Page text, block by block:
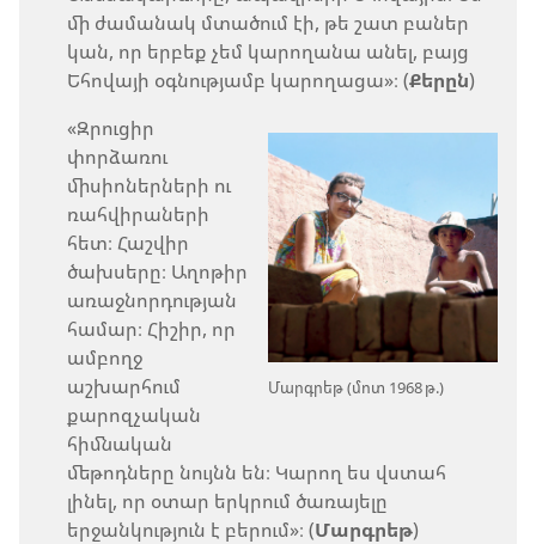
մի ժամանակ մտածում էի, թե շատ բաներ
կան, որ երբեք չեմ կարողանա անել, բայց
Եհովայի օգնությամբ կարողացա»։ (Քերըն)
Մարգրեթ (մոտ 1968 թ.)
«Զրուցիր
փորձառու
միսիոներների ու
ռահվիրաների
հետ։ Հաշվիր
ծախսերը։ Աղոթիր
առաջնորդության
համար։ Հիշիր, որ
ամբողջ
աշխարհում
քարոզչական
հիմնական
մեթոդները նույնն են։ Կարող ես վստահ
լինել, որ օտար երկրում ծառայելը
երջանկություն է բերում»։ (Մարգրեթ)